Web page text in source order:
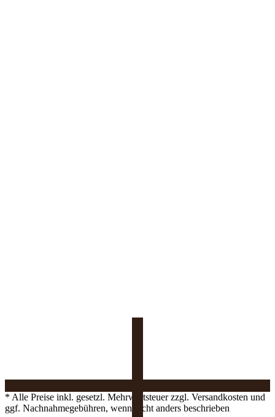
* Alle Preise inkl. gesetzl. Mehrwertsteuer zzgl. Versandkosten und
ggf. Nachnahmegebühren, wenn nicht anders beschrieben